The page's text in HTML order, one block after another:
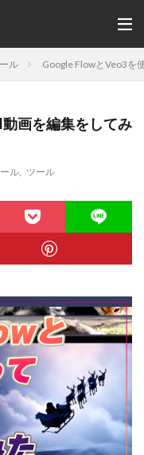
ル Google FlowとVeo3を
画を編集をしてみ
ル,
ツール